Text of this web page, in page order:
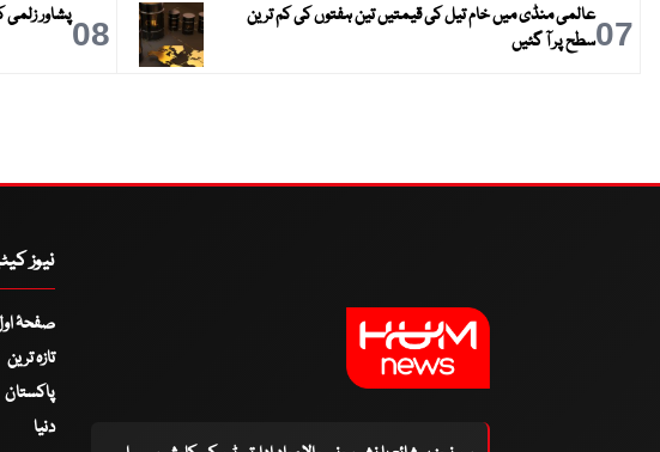
07عالمی منڈی میں خام تیل کی قیمتیں تین ہفتوں کی کم ترین
سطح پر آ گئیں
08پشاور زلمی
نیوز
صفحۂ
تازہ ترین
پاکستان
دنیا